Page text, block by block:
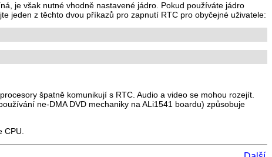
je však nutné vhodně nastavené jádro. Pokud používáte jádro
jeden z těchto dvou příkazů pro zapnutí RTC pro obyčejné uživatele:
špatně komunikují s RTC. Audio a video se mohou rozejít.
ne-DMA DVD mechaniky na ALi1541 boardu) způsobuje